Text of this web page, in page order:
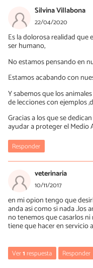
13/11/2020
a los tigres se les caza
como alfombra como
elegante y lo fino
Silvina Villabona
22/04/2020
Es la dolorosa realidad
ser humano,
No estamos pensando en
Estamos acabando con
Y sabemos que los
de lecciones con ejemplos
Gracias a los que se
ayudar a proteger el Medio
Responder
veterinaria
10/11/2017
en mi opion tengo que
anda asi como si nada ..los
no tenemos que casarlos
tiene que hacer en servicio
Ver1respuesta Responder